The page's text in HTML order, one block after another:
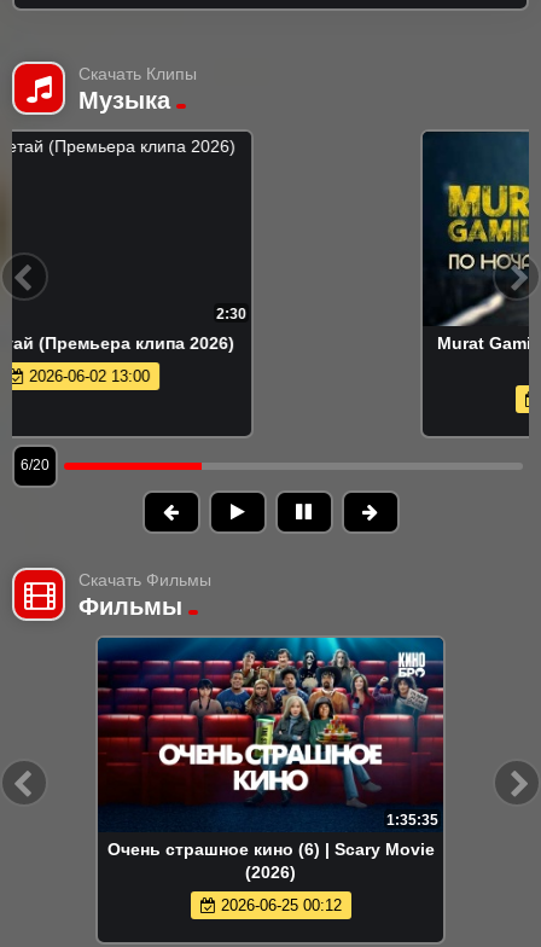
Скачать Клипы
Музыка
Murat Gamidov - По ночам (Премьера
6/20
Скачать Фильмы
Фильмы
1:35:35
Очень страшное кино (6) | Scary Movie
(2026)
2026-06-25 00:12